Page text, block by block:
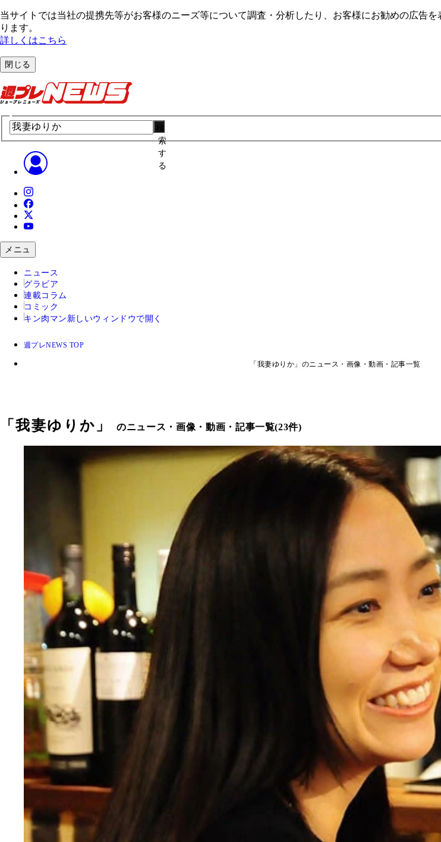
当サイトでは当社の提携先等がお客様のニーズ等について調査・分析したり、お客様にお勧めの広告
ります。
詳しくはこちら
閉じる
索
す
る
メニュ
ニュース
グラビア
連載コラム
コミック
キン肉マン 新しいウィンドウで開く
週プレNEWS TOP
「我妻ゆりか」のニュース・画像・動画・記事一覧
「我妻ゆりか 」のニュース・画像・動画・記事一覧(23件)